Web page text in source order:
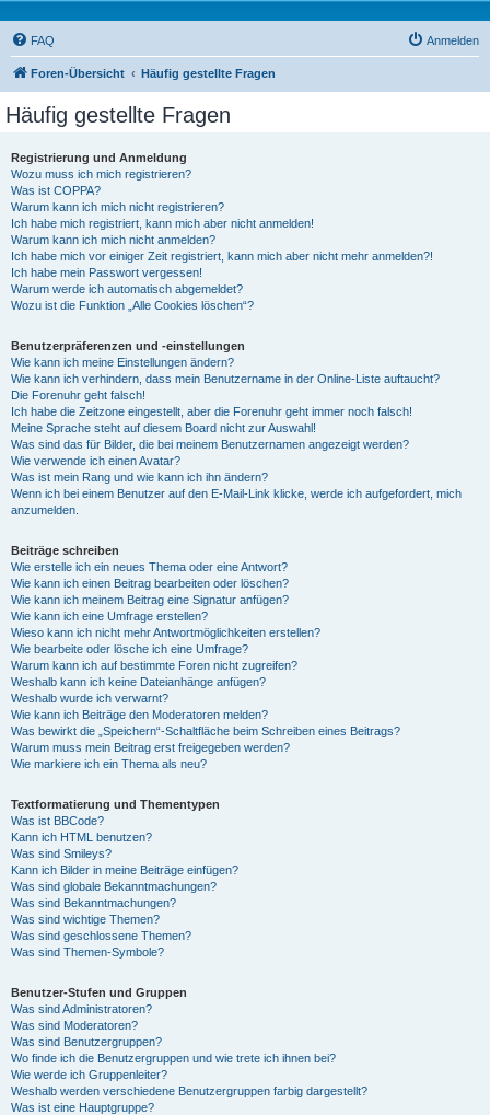
FAQ Anmelden
Foren-Übersicht Häufig gestellte Fragen
Häufig gestellte Fragen
Registrierung und Anmeldung
Wozu muss ich mich registrieren?
Was ist COPPA?
Warum kann ich mich nicht registrieren?
Ich habe mich registriert, kann mich aber nicht anmelden!
Warum kann ich mich nicht anmelden?
Ich habe mich vor einiger Zeit registriert, kann mich aber nicht mehr anmelden?!
Ich habe mein Passwort vergessen!
Warum werde ich automatisch abgemeldet?
Wozu ist die Funktion „Alle Cookies löschen“?
Benutzerpräferenzen und -einstellungen
Wie kann ich meine Einstellungen ändern?
Wie kann ich verhindern, dass mein Benutzername in der Online-Liste auftaucht?
Die Forenuhr geht falsch!
Ich habe die Zeitzone eingestellt, aber die Forenuhr geht immer noch falsch!
Meine Sprache steht auf diesem Board nicht zur Auswahl!
Was sind das für Bilder, die bei meinem Benutzernamen angezeigt werden?
Wie verwende ich einen Avatar?
Was ist mein Rang und wie kann ich ihn ändern?
Wenn ich bei einem Benutzer auf den E-Mail-Link klicke, werde ich aufgefordert, mich
anzumelden.
Beiträge schreiben
Wie erstelle ich ein neues Thema oder eine Antwort?
Wie kann ich einen Beitrag bearbeiten oder löschen?
Wie kann ich meinem Beitrag eine Signatur anfügen?
Wie kann ich eine Umfrage erstellen?
Wieso kann ich nicht mehr Antwortmöglichkeiten erstellen?
Wie bearbeite oder lösche ich eine Umfrage?
Warum kann ich auf bestimmte Foren nicht zugreifen?
Weshalb kann ich keine Dateianhänge anfügen?
Weshalb wurde ich verwarnt?
Wie kann ich Beiträge den Moderatoren melden?
Was bewirkt die „Speichern“-Schaltfläche beim Schreiben eines Beitrags?
Warum muss mein Beitrag erst freigegeben werden?
Wie markiere ich ein Thema als neu?
Textformatierung und Thementypen
Was ist BBCode?
Kann ich HTML benutzen?
Was sind Smileys?
Kann ich Bilder in meine Beiträge einfügen?
Was sind globale Bekanntmachungen?
Was sind Bekanntmachungen?
Was sind wichtige Themen?
Was sind geschlossene Themen?
Was sind Themen-Symbole?
Benutzer-Stufen und Gruppen
Was sind Administratoren?
Was sind Moderatoren?
Was sind Benutzergruppen?
Wo finde ich die Benutzergruppen und wie trete ich ihnen bei?
Wie werde ich Gruppenleiter?
Weshalb werden verschiedene Benutzergruppen farbig dargestellt?
Was ist eine Hauptgruppe?